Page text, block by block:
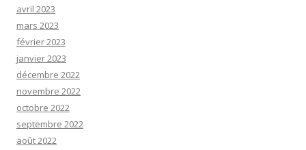
avril 2023
mars 2023
février 2023
janvier 2023
décembre 2022
novembre 2022
octobre 2022
septembre 2022
août 2022